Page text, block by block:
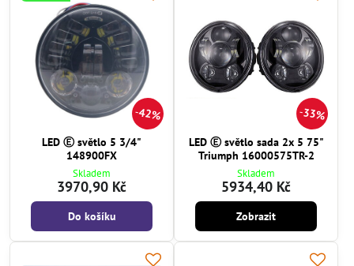
42%
LED Ⓔ světlo 5 3/4"
148900FX
Skladem
3970,90 Kč
Do košíku
33%
LED Ⓔ světlo sada 2x 5 75"
Triumph 16000575TR-2
Skladem
5934,40 Kč
Zobrazit